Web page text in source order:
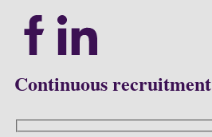
Continuous recruitment